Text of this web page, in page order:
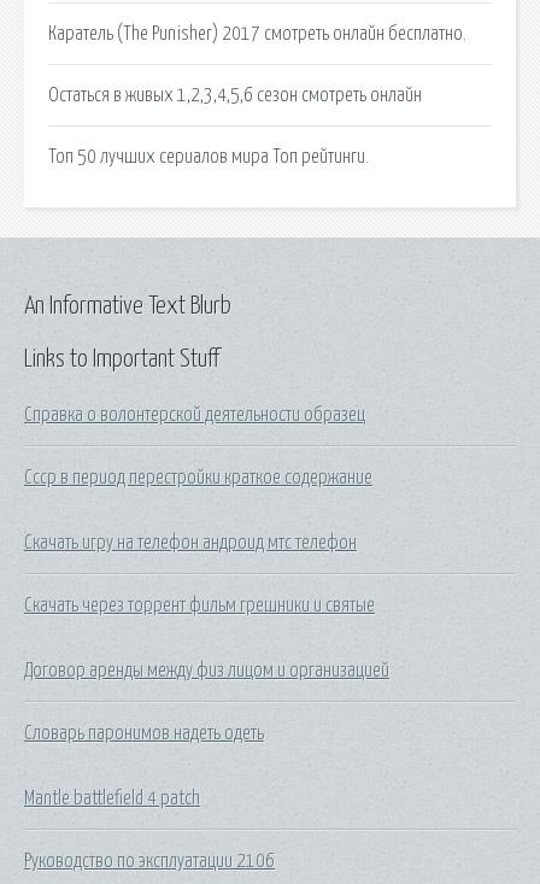
Каратель (The Punisher) 2017 смотреть онлайн бесплатно.
Остаться в живых 1,2,3,4,5,6 сезон смотреть онлайн
Топ 50 лучших сериалов мира Топ рейтинги.
Links to Important Stuff
Справка о волонтерской деятельности образец
Ссср в период перестройки краткое содержание
Скачать игру на телефон андроид мтс телефон
Скачать через торрент фильм грешники и святые
Договор аренды между физ лицом и организацией
Словарь паронимов надеть одеть
Mantle battlefield 4 patch
Руководство по эксплуатации 2106
An Informative Text Blurb